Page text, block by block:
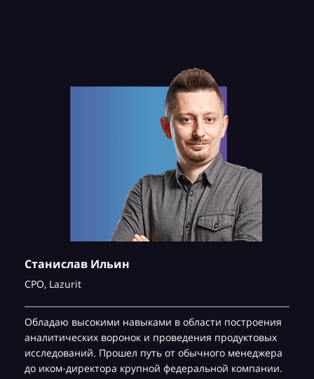
Станислав Ильин
CPO, Lazurit
Обладаю высокими навыками в области построения
аналитических воронок и проведения продуктовых
исследований. Прошел путь от обычного менеджера
до иком-директора крупной федеральной компании.